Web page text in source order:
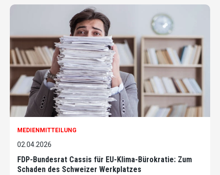
MEDIENMITTEILUNG
02.04.2026
FDP-Bundesrat Cassis für EU-Klima-Bürokratie: Zum
Schaden des Schweizer Werkplatzes